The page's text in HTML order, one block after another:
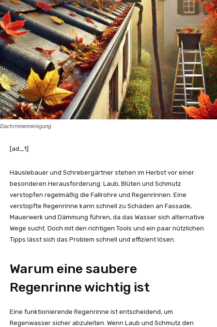
Dachrinnenreinigung
[ad_1]
Häuslebauer und Schrebergärtner stehen im Herbst vor einer
besonderen Herausforderung: Laub, Blüten und Schmutz
verstopfen regelmäßig die Fallrohre und Regenrinnen. Eine
verstopfte Regenrinne kann schnell zu Schäden an Fassade,
Mauerwerk und Dämmung führen, da das Wasser sich alternative
Wege sucht. Doch mit den richtigen Tools und ein paar nützlichen
Tipps lässt sich das Problem schnell und effizient lösen.
Warum eine saubere
Regenrinne wichtig ist
Eine funktionierende Regenrinne ist entscheidend, um
Regenwasser sicher abzuleiten. Wenn Laub und Schmutz den